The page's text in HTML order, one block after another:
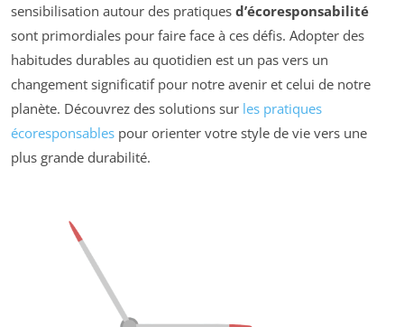
sensibilisation autour des pratiques d’écoresponsabilité
sont primordiales pour faire face à ces défis. Adopter des
habitudes durables au quotidien est un pas vers un
changement significatif pour notre avenir et celui de notre
planète. Découvrez des solutions sur les pratiques
écoresponsables pour orienter votre style de vie vers une
plus grande durabilité.